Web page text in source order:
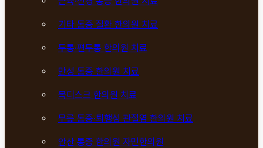
기타 통증 질환 한의원 치료
두통·편두통 한의원 치료
만성 통증 한의원 치료
목디스크 한의원 치료
무릎 통증·퇴행성 관절염 한의원 치료
안산 통증 한의원 자민한의원